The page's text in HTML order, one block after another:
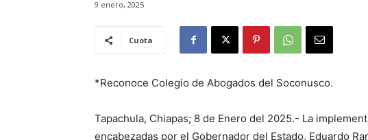
9 enero, 2025
Cuota
*Reconoce Colegio de Abogados del Soconusco.
Tapachula, Chiapas; 8 de Enero del 2025.- La
encabezadas por el Gobernador del Estado, Eduardo